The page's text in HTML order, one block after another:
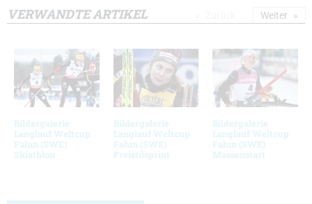
VERWANDTE ARTIKEL
Bildergalerie
Langlauf Weltcup
Falun (SWE)
Skiathlon
Bildergalerie
Langlauf Weltcup
Falun (SWE)
Freistilsprint
Bildergalerie
Langlauf Weltcup
Falun (SWE)
Massenstart
Weiter